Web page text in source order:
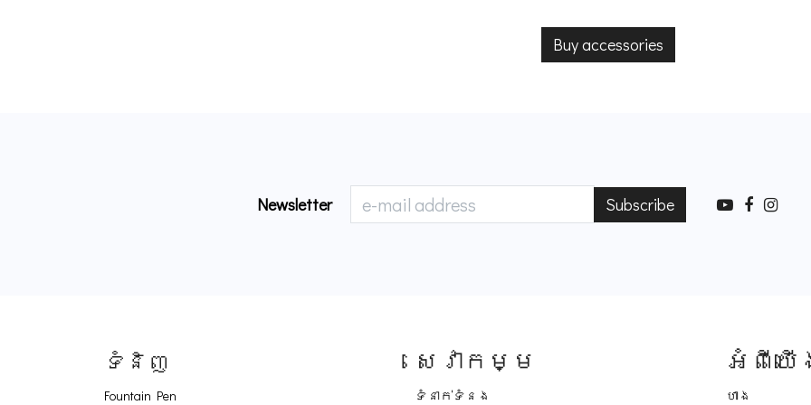
Buy accessories
Newsletter Subscribe
ទំនិញ
Fountain Pen
សេវាកម្ម
ទំនាក់ទំនង
អំពីយើ
ហាង